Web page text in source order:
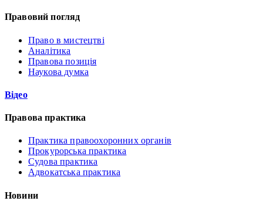
Правовий погляд
Право в мистецтві
Аналітика
Правова позиція
Наукова думка
Відео
Правова практика
Практика правоохоронних органів
Прокурорська практика
Судова практика
Адвокатська практика
Новини